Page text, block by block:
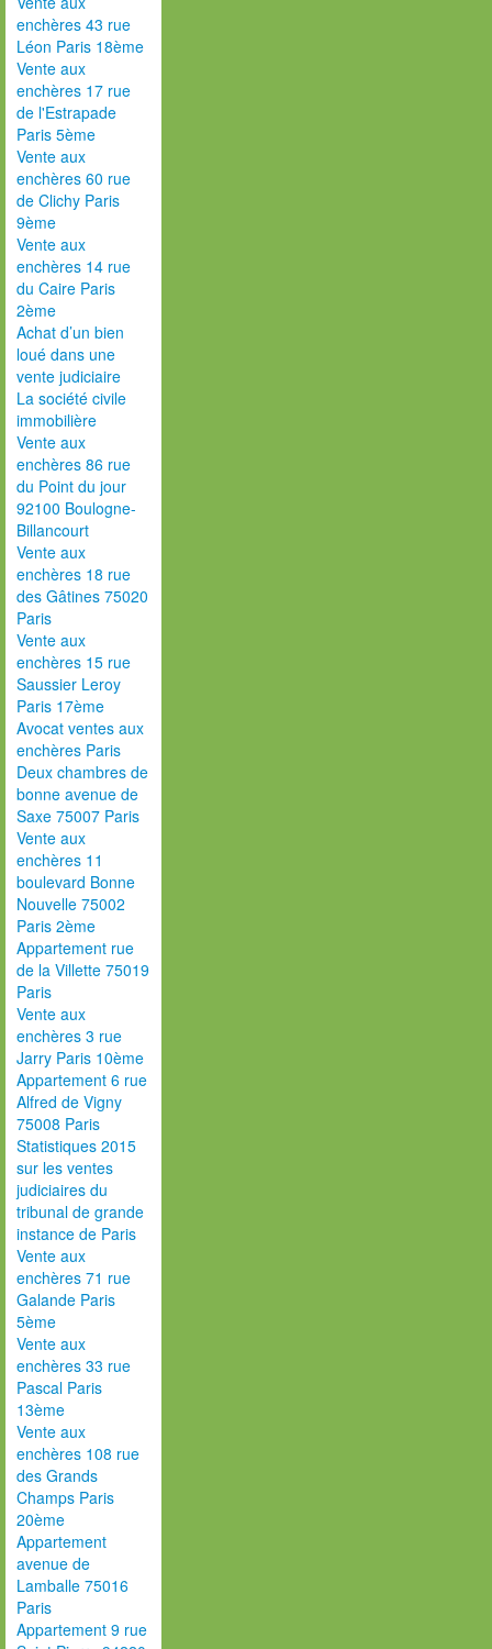
enchères 43 rue
Léon Paris 18ème
Vente aux
enchères 17 rue
de l'Estrapade
Paris 5ème
Vente aux
enchères 60 rue
de Clichy Paris
9ème
Vente aux
enchères 14 rue
du Caire Paris
2ème
Achat d’un bien
loué dans une
vente judiciaire
La société civile
immobilière
Vente aux
enchères 86 rue
du Point du jour
92100 Boulogne-
Billancourt
Vente aux
enchères 18 rue
des Gâtines 75020
Paris
Vente aux
enchères 15 rue
Saussier Leroy
Paris 17ème
Avocat ventes aux
enchères Paris
Deux chambres de
bonne avenue de
Saxe 75007 Paris
Vente aux
enchères 11
boulevard Bonne
Nouvelle 75002
Paris 2ème
Appartement rue
de la Villette 75019
Paris
Vente aux
enchères 3 rue
Jarry Paris 10ème
Appartement 6 rue
Alfred de Vigny
75008 Paris
Statistiques 2015
sur les ventes
judiciaires du
tribunal de grande
instance de Paris
Vente aux
enchères 71 rue
Galande Paris
5ème
Vente aux
enchères 33 rue
Pascal Paris
13ème
Vente aux
enchères 108 rue
des Grands
Champs Paris
20ème
Appartement
avenue de
Lamballe 75016
Paris
Appartement 9 rue